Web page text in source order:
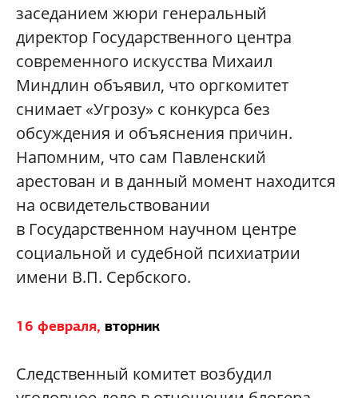
заседанием жюри генеральный
директор Государственного центра
современного искусства Михаил
Миндлин объявил, что оргкомитет
снимает «Угрозу» с конкурса без
обсуждения и объяснения причин.
Напомним, что сам Павленский
арестован и в данный момент находится
на освидетельствовании
в Государственном научном центре
социальной и судебной психиатрии
имени В.П. Сербского.
16 февраля, вторник
Следственный комитет возбудил